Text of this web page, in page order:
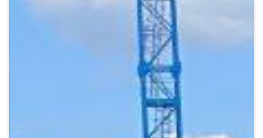
BROKERI TERMENUL ZILEI
Sustainability